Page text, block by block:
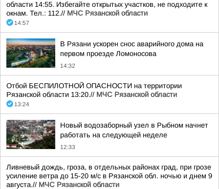
области 14:55. Избегайте открытых участков, не подходите к
окнам. Тел.: 112.// МЧС Рязанской области
14:57
В Рязани ускорен снос аварийного дома на
первом проезде Ломоносова
14:32
Отбой БЕСПИЛОТНОЙ ОПАСНОСТИ на территории
Рязанской области 13:20.// МЧС Рязанской области
13:24
Новый водозаборный узел в Рыбном начнет
работать на следующей неделе
12:33
Ливневый дождь, гроза, в отдельных районах град, при грозе
усиление ветра до 15-20 м/с в Рязанской обл. ночью и днем 9
августа.// МЧС Рязанской области